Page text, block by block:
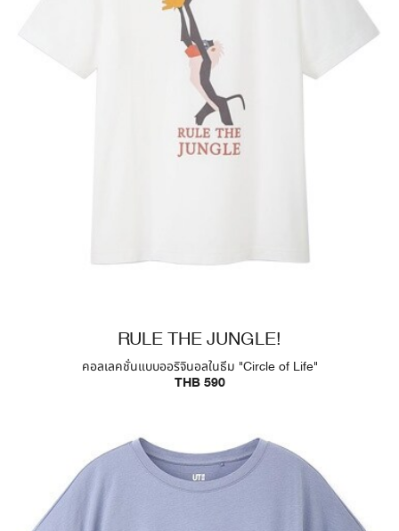
RULE THE JUNGLE!
คอลเลคชั่นแบบออริจินอลในธีม "Circle of Life"
THB 590